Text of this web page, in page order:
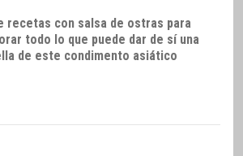
recetas con salsa de ostras para
todo lo que puede dar de sí una
de este condimento asiático